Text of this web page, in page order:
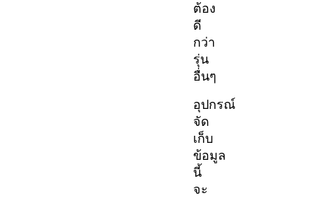
ต้อง
ดี
กว่า
รุ่น
อื่นๆ
อุปกรณ์
จัด
เก็บ
ข้อมูล
นี้
จะ